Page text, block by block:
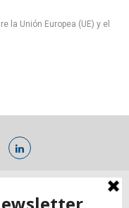
la Unión Europea (UE) y el